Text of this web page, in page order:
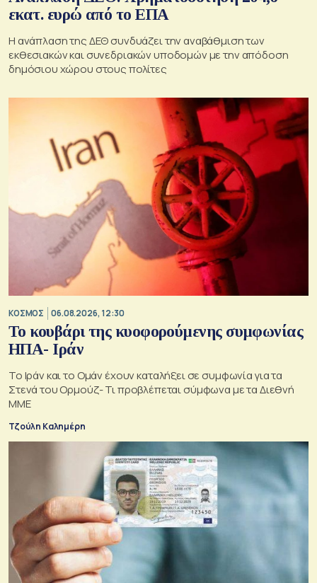
εκατ. ευρώ από το ΕΠΑ
Η ανάπλαση της ΔΕΘ συνδυάζει την αναβάθμιση των
εκθεσιακών και συνεδριακών υποδομών με την απόδοση
δημόσιου χώρου στους πολίτες
ΚΟΣΜΟΣ 06.08.2026, 12:30
Το κουβάρι της κυοφορούμενης συμφωνίας
ΗΠΑ- Ιράν
Το Ιράν και το Ομάν έχουν καταλήξει σε συμφωνία για τα
Στενά του Ορμούζ- Τι προβλέπεται σύμφωνα με τα Διεθνή
ΜΜΕ
Τζούλη Καλημέρη